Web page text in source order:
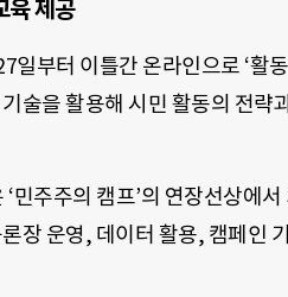
육 제공
일부터 이틀간 온라인으로 ‘활
술을 활용해 시민 활동의 전략
민주주의 캠프’의 연장선상에
장 운영, 데이터 활용, 캠페인